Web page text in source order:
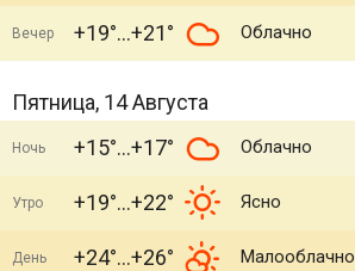
Вечер +19° +21° Облачно
Пятница, 14 Августа
Ночь +15° +17° Облачно
Утро +19° +22° Ясно
День +24° +26° Малооблачно